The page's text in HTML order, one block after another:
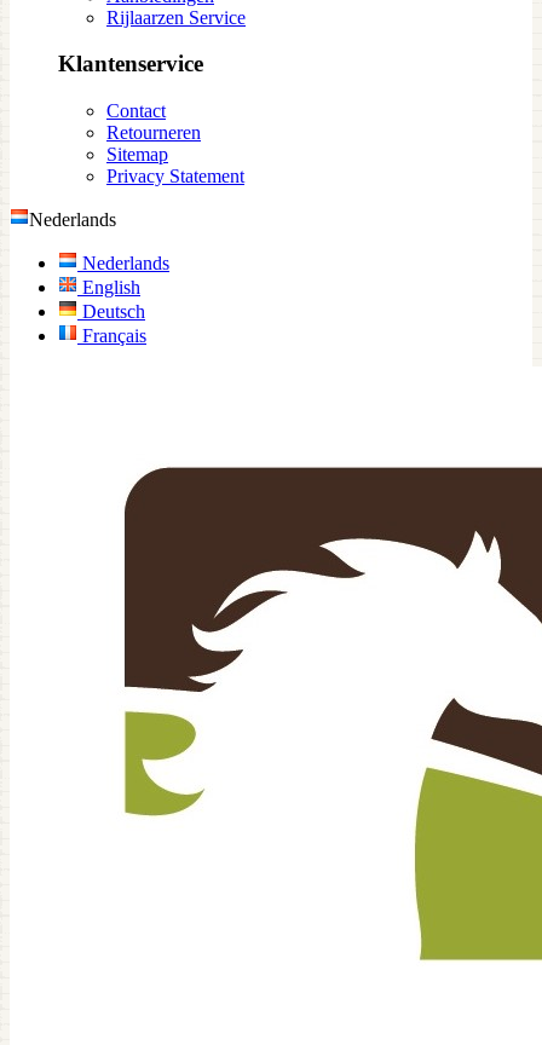
Rijlaarzen Service
Klantenservice
Contact
Retourneren
Sitemap
Privacy Statement
Nederlands
Nederlands
English
Deutsch
Français